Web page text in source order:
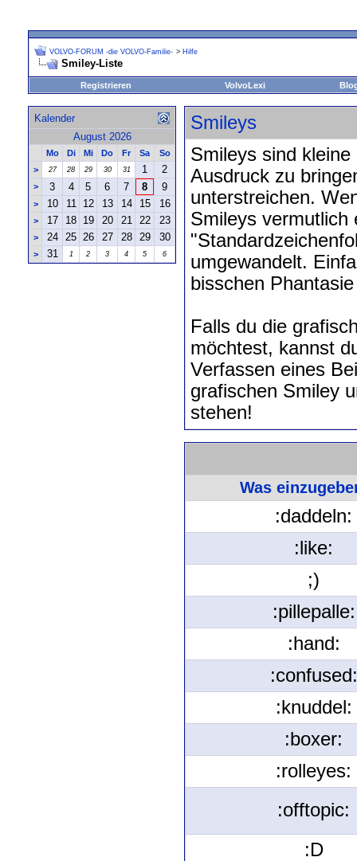
VOLVO-FORUM -die VOLVO-Familie- > Hilfe
Smiley-Liste
Registrieren VolvoLexi
Kalender
August 2026
Mo Di Mi Do Fr Sa
So
>
27 28 29 30 31 1 2
> 3 4 5 6 7 8 9
> 10 11 12 13 14 15 16
> 17 18 19 20 21 22 23
> 24 25 26 27 28 29 30
> 31 1 2 3 4 5 6
Smileys
Smileys sind
Ausdruck zu
unterstreichen.
Smileys vermutlich
umgewandelt.
bisschen
Falls du die
möchtest, kannst
Verfassen eines
grafischen Smiley
stehen!
Was
:daddeln:
:like:
;)
:pillepalle:
:hand:
:confused:
:knuddel:
:boxer:
:rolleyes:
:offtopic:
:D